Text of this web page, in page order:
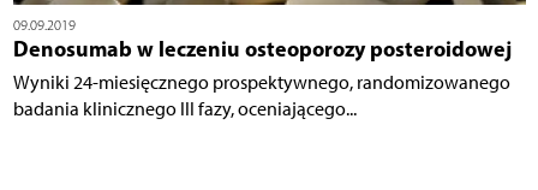
09.09.2019
Denosumab w leczeniu osteoporozy posteroidowej
Wyniki 24-miesięcznego prospektywnego, randomizowanego
badania klinicznego III fazy, oceniającego...